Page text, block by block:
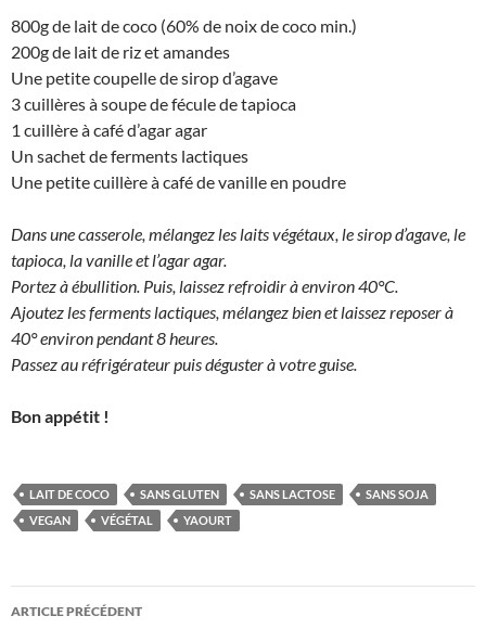
800g de lait de coco (60% de noix de coco min.)
200g de lait de riz et amandes
Une petite coupelle de sirop d’agave
3 cuillères à soupe de fécule de tapioca
1 cuillère à café d’agar agar
Un sachet de ferments lactiques
Une petite cuillère à café de vanille en poudre
Dans une casserole, mélangez les laits végétaux, le sirop d’agave, le
tapioca, la vanille et l’agar agar.
Portez à ébullition. Puis, laissez refroidir à environ 40°C.
Ajoutez les ferments lactiques, mélangez bien et laissez reposer à
40° environ pendant 8 heures.
Passez au réfrigérateur puis déguster à votre guise.
Bon appétit !
LAIT DE COCO SANS GLUTEN SANS LACTOSE
SANS SOJA
VEGAN
VÉGÉTAL YAOURT
Navigation
ARTICLE PRÉCÉDENT